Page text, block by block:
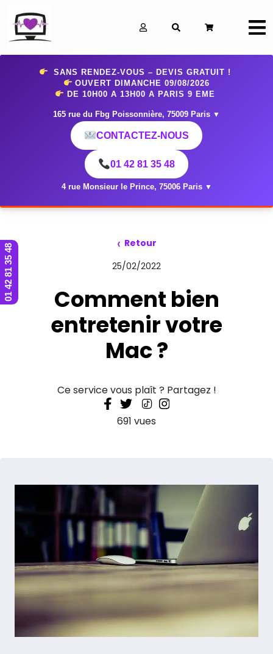
SANS RENDEZ-VOUS – DEVIS GRATUIT !
OUVERT DIMANCHE 09/08/2026
DE 10H00 A 13H00 A PARIS 9 EME
165 rue du Fbg Poissonnière, 75009 Paris ▼
CONTACTEZ-NOUS
01 42 81 35 48
4 rue Monsieur le Prince, 75006 Paris ▼
‹ Retour
25/02/2022
Comment bien
entretenir votre
Mac ?
Ce service vous plaît ? Partagez !
691 vues
01 42 81 35 48